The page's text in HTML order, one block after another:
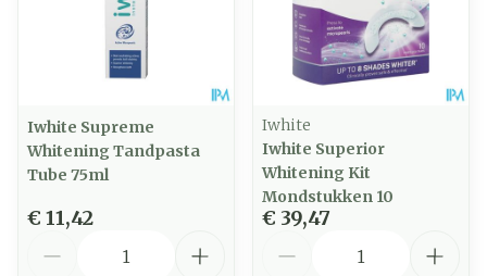
Iwhite Supreme
Whitening Tandpasta
Tube 75ml
€ 11,42
Iwhite
Iwhite Superior
Whitening Kit
Mondstukken 10
€ 39,47